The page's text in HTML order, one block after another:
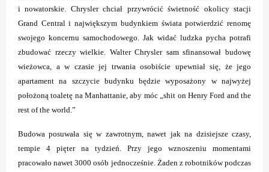
i nowatorskie. Chrysler chciał przywrócić świetność okolicy stacji
Grand Central i największym budynkiem świata potwierdzić renomę
swojego koncernu samochodowego. Jak widać ludzka pycha potrafi
zbudować rzeczy wielkie. Walter Chrysler sam sfinansował budowę
wieżowca, a w czasie jej trwania osobiście upewniał się, że jego
apartament na szczycie budynku będzie wyposażony w najwyżej
położoną toaletę na Manhattanie, aby móc „shit on Henry Ford and the
rest of the world.”
Budowa posuwała się w zawrotnym, nawet jak na dzisiejsze czasy,
tempie 4 pięter na tydzień. Przy jego wznoszeniu momentami
pracowało nawet 3000 osób jednocześnie. Żaden z robotników podczas